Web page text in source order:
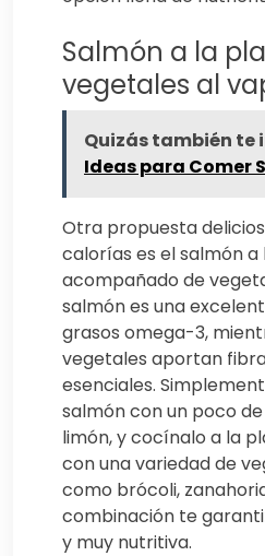
Salmón a la
vegetales al
Quizás también te
Ideas para Comer
Otra propuesta
calorías es el salmón
acompañado de
salmón es una
grasos omega-3,
vegetales aportan
esenciales.
salmón con un poco
limón, y cocínalo a la
con una variedad de
como brócoli,
combinación te
y muy nutritiva.